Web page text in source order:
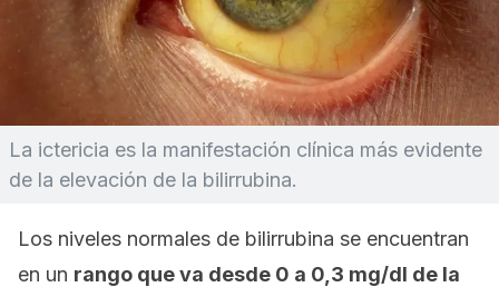
La ictericia es la manifestación clínica más evidente
de la elevación de la bilirrubina.
Los niveles normales de bilirrubina se encuentran
en un rango que va desde 0 a 0,3 mg/dl de la